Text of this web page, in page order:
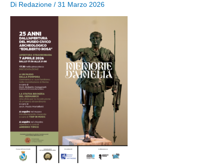
Di Redazione/31 Marzo 2026